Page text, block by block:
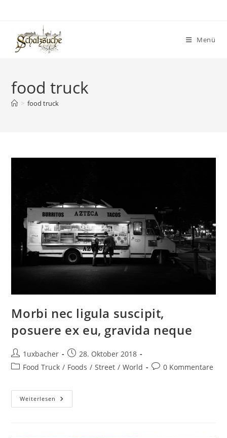
Menü
food truck
> food truck
Morbi nec ligula suscipit,
posuere ex eu, gravida neque
1uxbacher
28. Oktober 2018
Food Truck / Foods / Street / World 0 Kommentare
Weiterlesen